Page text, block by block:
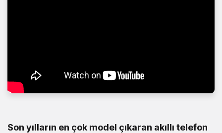
Son yılların en çok model çıkaran akıllı telefon